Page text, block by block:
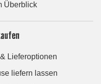
Überblick
Lieferoptionen
liefern lassen